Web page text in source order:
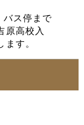
ス停まで
原高校入
す。